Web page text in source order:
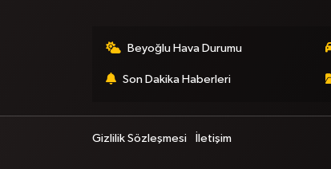
Beyoğlu Hava Durumu
Son Dakika Haberleri
Gizlilik Sözleşmesi İletişim